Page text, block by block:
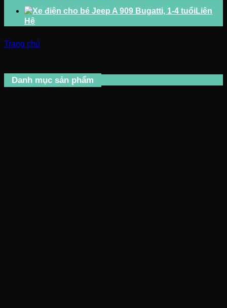
Liên
Hệ
Trang chủ
Danh mục sản phẩm